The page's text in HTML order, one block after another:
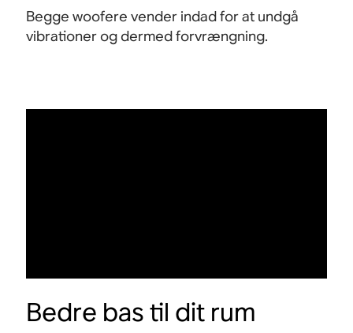
Begge woofere vender indad for at undgå
vibrationer og dermed forvrængning.
Bedre bas til dit rum